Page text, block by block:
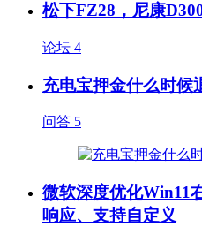
松下FZ28，尼康
论坛 4
充电宝押金什么时候
问答 5
微软深度优化Win11
响应、支持自定义